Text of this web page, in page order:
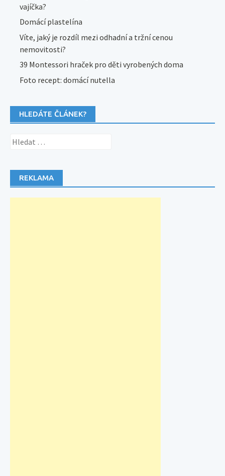
vajíčka?
Domácí plastelína
Víte, jaký je rozdíl mezi odhadní a tržní cenou
nemovitosti?
39 Montessori hraček pro děti vyrobených doma
Foto recept: domácí nutella
HLEDÁTE ČLÁNEK?
Vyhledávání
REKLAMA